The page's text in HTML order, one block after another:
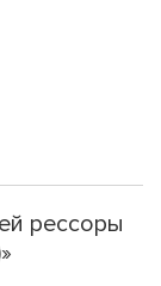
рессоры